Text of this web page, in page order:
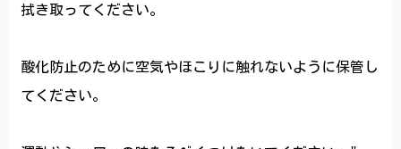
拭き取ってください。
酸化防止のために空気やほこりに触れないように保管し
てください。